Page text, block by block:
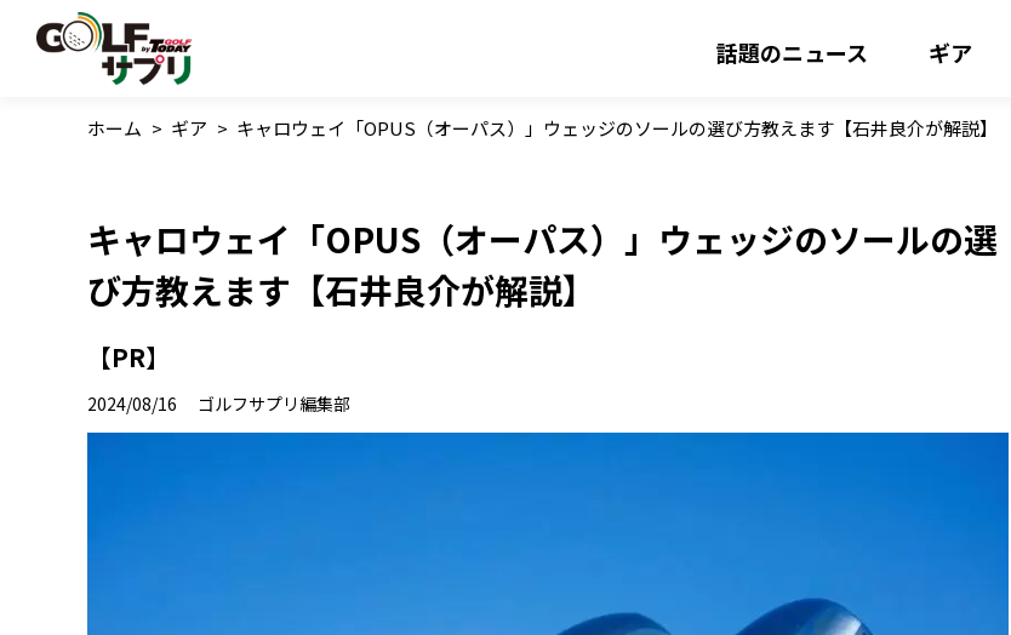
話題のニュース ギア
ホーム > ギア > キャロウェイ「OPUS（オーパス）」ウェッジのソールの選び方教えます【石井良介が解説】
キャロウェイ「OPUS（オーパス）」ウェッジのソールの選
び方教えます【石井良介が解説】
【PR】
2024/08/16 ゴルフサプリ編集部